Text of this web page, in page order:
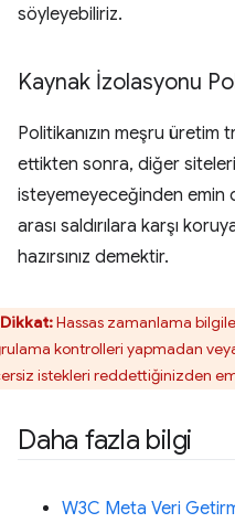
söyleyebiliriz.
Kaynak İzolasyonu
Politikanızın meşru
ettikten sonra, diğer
isteyemeyeceğinden emin
arası saldırılara karşı
hazırsınız demektir.
Dikkat:Hassas zamanlama
kontrolleri yapmadan
istekleri reddettiğinizden
Daha fazla bilgi
W3C Meta Veri